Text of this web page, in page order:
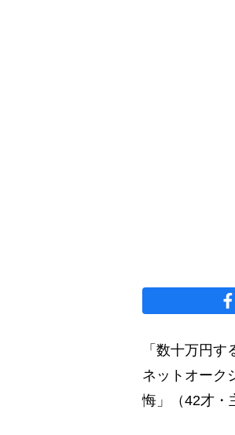
「数十万円
ネットオーク
悔」（42才・